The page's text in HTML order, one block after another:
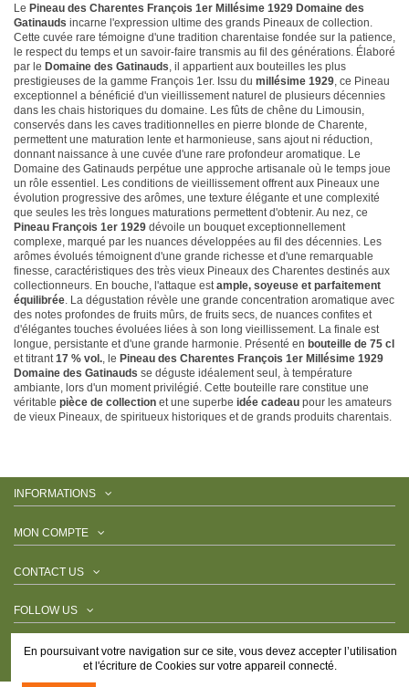
Le Pineau des Charentes François 1er Millésime 1929 Domaine des
Gatinauds incarne l'expression ultime des grands Pineaux de collection.
Cette cuvée rare témoigne d'une tradition charentaise fondée sur la patience,
le respect du temps et un savoir-faire transmis au fil des générations. Élaboré
par le Domaine des Gatinauds, il appartient aux bouteilles les plus
prestigieuses de la gamme François 1er. Issu du millésime 1929, ce Pineau
exceptionnel a bénéficié d'un vieillissement naturel de plusieurs décennies
dans les chais historiques du domaine. Les fûts de chêne du Limousin,
conservés dans les caves traditionnelles en pierre blonde de Charente,
permettent une maturation lente et harmonieuse, sans ajout ni réduction,
donnant naissance à une cuvée d'une rare profondeur aromatique. Le
Domaine des Gatinauds perpétue une approche artisanale où le temps joue
un rôle essentiel. Les conditions de vieillissement offrent aux Pineaux une
évolution progressive des arômes, une texture élégante et une complexité
que seules les très longues maturations permettent d'obtenir. Au nez, ce
Pineau François 1er 1929 dévoile un bouquet exceptionnellement
complexe, marqué par les nuances développées au fil des décennies. Les
arômes évolués témoignent d'une grande richesse et d'une remarquable
finesse, caractéristiques des très vieux Pineaux des Charentes destinés aux
collectionneurs. En bouche, l'attaque estample, soyeuse et parfaitement
équilibrée. La dégustation révèle une grande concentration aromatique avec
des notes profondes de fruits mûrs, de fruits secs, de nuances confites et
d'élégantes touches évoluées liées à son long vieillissement. La finale est
longue, persistante et d'une grande harmonie. Présenté en bouteille de 75 cl
et titrant17 % vol., le Pineau des Charentes François 1er Millésime 1929
Domaine des Gatinauds se déguste idéalement seul, à température
ambiante, lors d'un moment privilégié. Cette bouteille rare constitue une
véritable pièce de collection et une superbe idée cadeau pour les amateurs
de vieux Pineaux, de spiritueux historiques et de grands produits charentais.
INFORMATIONS
MON COMPTE
CONTACT US
FOLLOW US
NEWSLETTER
En poursuivant votre navigation sur ce site, vous devez accepter l’utilisation
et l'écriture de Cookies sur votre appareil connecté.